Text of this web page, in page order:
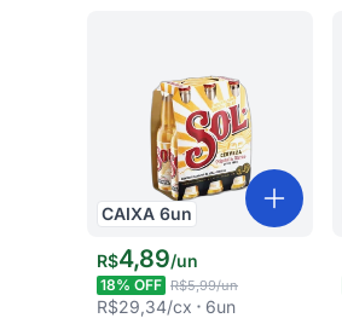
CAIXA 6un
R$4,89/un
18% OFF R$5,99/un
R$29,34/cx 6un